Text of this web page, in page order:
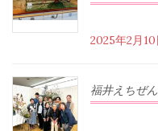
2025年2月10
福井えちぜ